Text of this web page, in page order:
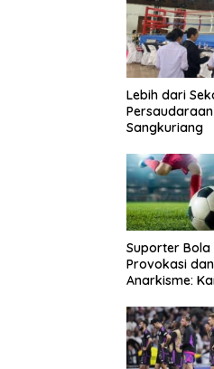
Lebih dari
Sangkuriang
Suporter Bola
Provokasi dan
Anarkisme:
Keamanan